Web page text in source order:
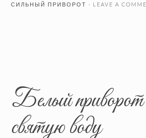
СИЛЬНЫЙ ПРИВОРОТ · LEAVE A
Белый приворот
святую воду